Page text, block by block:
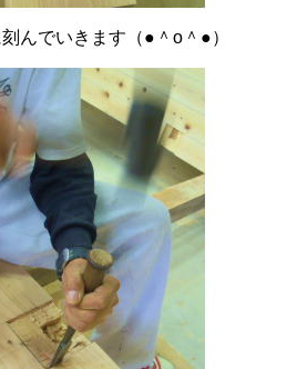
んでいきます（●＾o＾●）